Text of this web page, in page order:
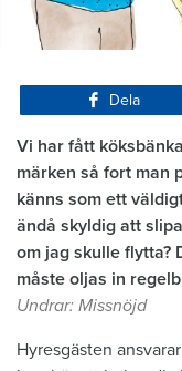
Dela
Vi har fått
märken så fort man
känns som ett
ändå skyldig att
om jag skulle flytta?
måste oljas in
Undrar: Missnöjd
Hyresgästen